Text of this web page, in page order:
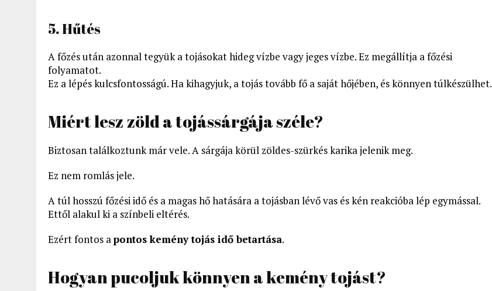
5. Hűtés
A főzés után azonnal tegyük a tojásokat hideg vízbe vagy jeges vízbe. Ez megállítja a főzési
folyamatot.
Ez a lépés kulcsfontosságú. Ha kihagyjuk, a tojás tovább fő a saját hőjében, és könnyen túlkészülhet.
Miért lesz zöld a tojássárgája széle?
Biztosan találkoztunk már vele. A sárgája körül zöldes-szürkés karika jelenik meg.
Ez nem romlás jele.
A túl hosszú főzési idő és a magas hő hatására a tojásban lévő vas és kén reakcióba lép egymással.
Ettől alakul ki a színbeli eltérés.
Ezért fontos apontos kemény tojás idő betartása.
Hogyan pucoljuk könnyen a kemény tojást?